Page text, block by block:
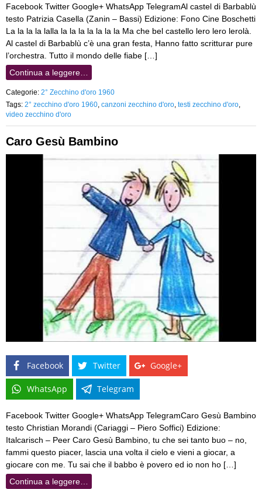
Facebook Twitter Google+ WhatsApp TelegramAl castel di Barbablù
testo Patrizia Casella (Zanin – Bassi) Edizione: Fono Cine Boschetti
La la la la lalla la la la la la la la Ma che bel castello lero lero lerolà.
Al castel di Barbablù c’è una gran festa, Hanno fatto scritturar pure
l’orchestra. Tutto il mondo delle fiabe […]
Continua a leggere…
Categorie: 2° Zecchino d'oro 1960
Tags: 2° zecchino d'oro 1960 canzoni zecchino d'oro testi zecchino d'oro
video zecchino d'oro
Caro Gesù Bambino
Facebook Twitter Google+
WhatsApp Telegram
Facebook Twitter Google+ WhatsApp TelegramCaro Gesù Bambino
testo Christian Morandi (Cariaggi – Piero Soffici) Edizione:
Italcarisch – Peer Caro Gesù Bambino, tu che sei tanto buo – no,
fammi questo piacer, lascia una volta il cielo e vieni a giocar, a
giocare con me. Tu sai che il babbo è povero ed io non ho […]
Continua a leggere…